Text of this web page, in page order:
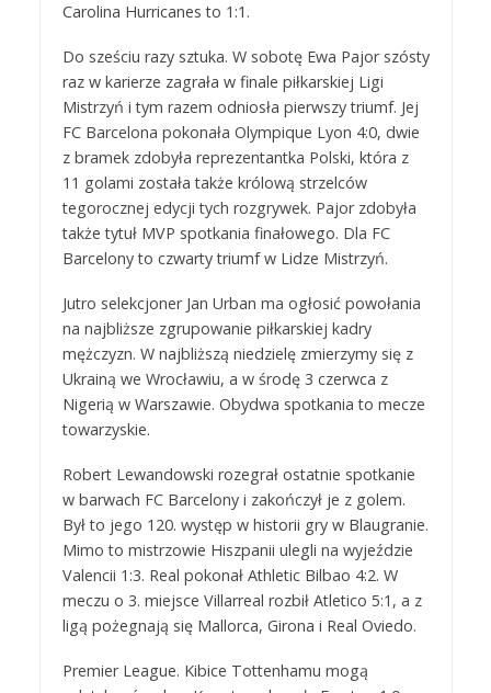
Carolina Hurricanes to 1:1.
Do sześciu razy sztuka. W sobotę Ewa Pajor szósty
raz w karierze zagrała w finale piłkarskiej Ligi
Mistrzyń i tym razem odniosła pierwszy triumf. Jej
FC Barcelona pokonała Olympique Lyon 4:0, dwie
z bramek zdobyła reprezentantka Polski, która z
11 golami została także królową strzelców
tegorocznej edycji tych rozgrywek. Pajor zdobyła
także tytuł MVP spotkania finałowego. Dla FC
Barcelony to czwarty triumf w Lidze Mistrzyń.
Jutro selekcjoner Jan Urban ma ogłosić powołania
na najbliższe zgrupowanie piłkarskiej kadry
mężczyzn. W najbliższą niedzielę zmierzymy się z
Ukrainą we Wrocławiu, a w środę 3 czerwca z
Nigerią w Warszawie. Obydwa spotkania to mecze
towarzyskie.
Robert Lewandowski rozegrał ostatnie spotkanie
w barwach FC Barcelony i zakończył je z golem.
Był to jego 120. występ w historii gry w Blaugranie.
Mimo to mistrzowie Hiszpanii ulegli na wyjeździe
Valencii 1:3. Real pokonał Athletic Bilbao 4:2. W
meczu o 3. miejsce Villarreal rozbił Atletico 5:1, a z
ligą pożegnają się Mallorca, Girona i Real Oviedo.
Premier League. Kibice Tottenhamu mogą